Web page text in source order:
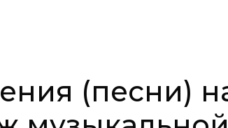
(песни)